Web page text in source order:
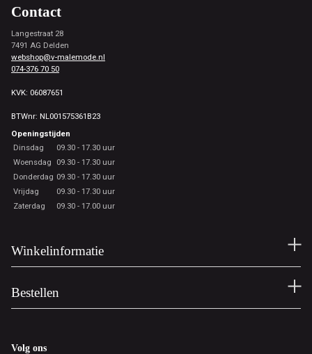
Contact
Langestraat 28
7491 AG Delden
webshop@v-malemode.nl
074-376 70 50
KVK: 06087651
BTWnr: NL001575361B23
Openingstijden
Dinsdag
09.30 - 17.30 uur
Woensdag
09.30 - 17.30 uur
Donderdag 09.30 - 17.30 uur
Vrijdag
09.30 - 17.30 uur
Zaterdag
09.30 - 17.00 uur
Winkelinformatie
Bestellen
Volg ons